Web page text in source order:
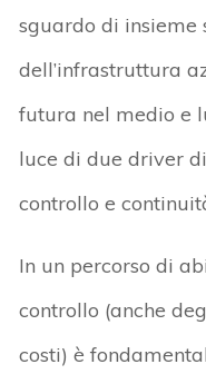
sguardo di insieme
dell’infrastruttura
futura nel medio e
luce di due driver
controllo e
In un percorso di
controllo (anche
costi) è